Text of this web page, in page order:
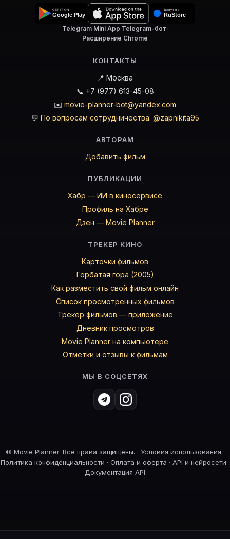
Telegram Mini App·Telegram-бот·
Расширение Chrome
КОНТАКТЫ
📍 Москва
📞 +7 (977) 613-45-08
✉️ movie-planner-bot@yandex.com
💬 По вопросам сотрудничества: @zapnikita95
АВТОРАМ
Добавить фильм
ПУБЛИКАЦИИ
Хабр — ИИ в киносервисе
Профиль на Хабре
Дзен — Movie Planner
ТРЕКЕР КИНО
Карточки фильмов
Горбатая гора (2005)
Как разместить свой фильм онлайн
Список просмотренных фильмов
Трекер фильмов — приложение
Дневник просмотров
Movie Planner на компьютере
Отметки и отзывы к фильмам
МЫ В СОЦСЕТЯХ
© Movie Planner. Все права защищены. · Условия использования ·
Политика конфиденциальности · Оплата и оферта · API и нейросети ·
Документация API